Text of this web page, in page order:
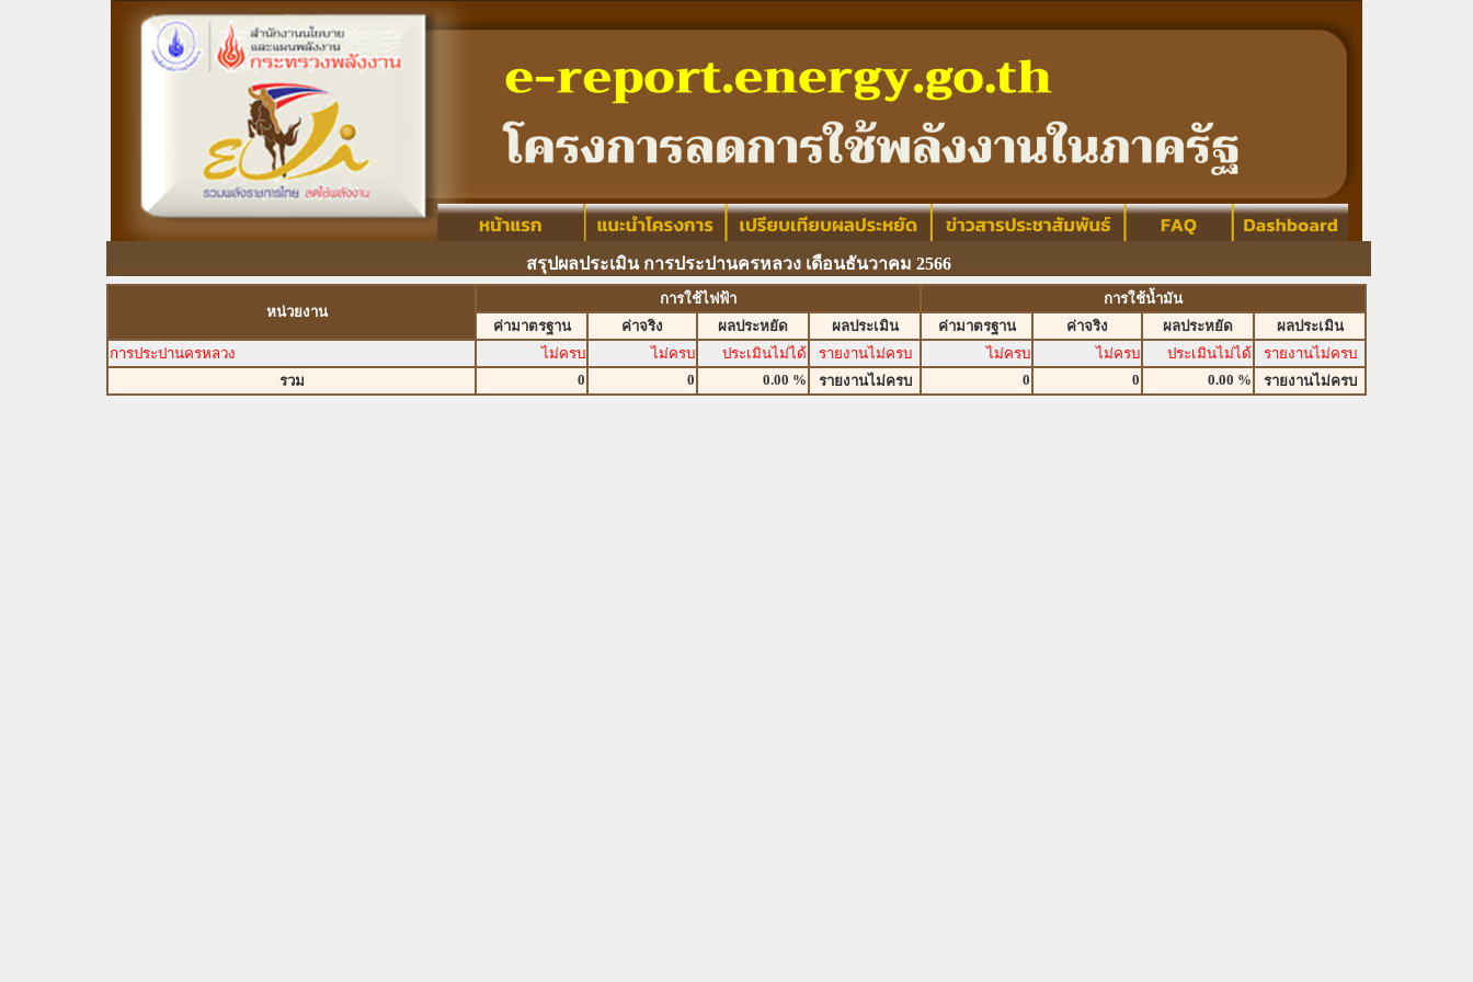
สรุปผลประเมิน การประปานครหลวง เดือนธันวาคม 2566
หน่วยงาน
การใช้ไฟฟ้า
การใช้น้ำมัน
ค่ามาตรฐาน
ค่าจริง ผลประหยัด ผลประเมิน ค่ามาตรฐาน ค่าจริง ผลประหยัด
ผลประเมิน
การประปานครหลวง
ไม่ครบ ไม่ครบ ประเมินไม่ได้ รายงานไม่ครบ ไม่ครบ ไม่ครบ ประเมินไม่ได้
รายงานไม่ครบ
รวม
0 0 0.00 % รายงานไม่ครบ 0 0 0.00 % รายงานไม่ครบ